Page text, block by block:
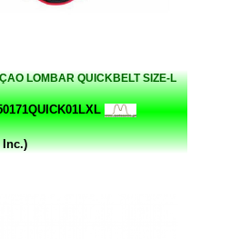
LOMBAR QUICKBELT SIZE-L
Inc.)